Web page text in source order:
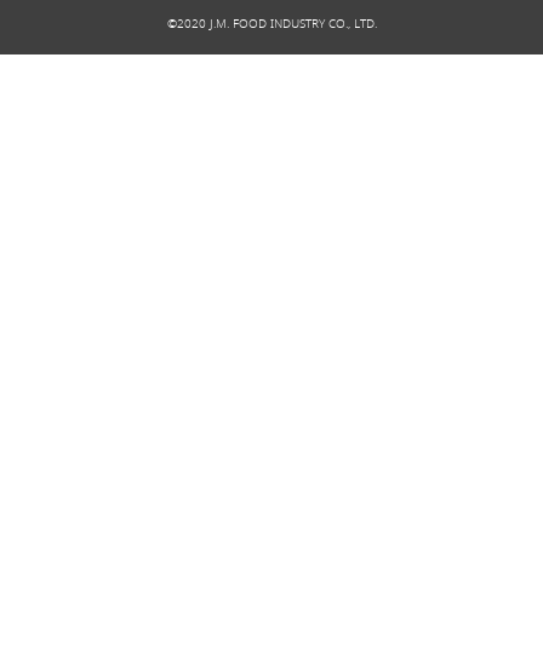
©2020 J.M. FOOD INDUSTRY CO., LTD.